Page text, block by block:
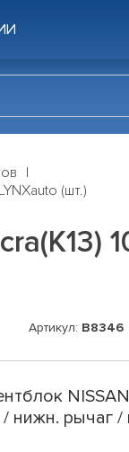
(шт.)
Артикул: B8346
/ нижн. рычаг